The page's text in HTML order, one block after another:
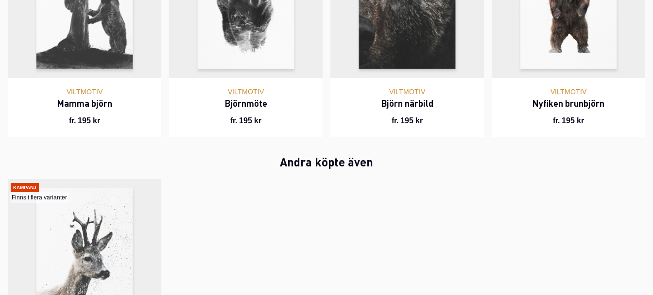
VILTMOTIV
Mamma björn
fr. 195 kr
VILTMOTIV
Björnmöte
fr. 195 kr
VILTMOTIV
Björn närbild
fr. 195 kr
VILTMOTIV
Nyfiken brunbjörn
fr. 195 kr
Andra köpte även
KAMPANJ
Finns i flera varianter